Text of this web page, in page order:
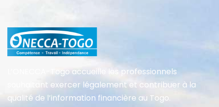
L’ONECCA-Togo accueille les professionnels
souhaitant exercer légalement et contribuer à la
qualité de l’information financière au Togo.